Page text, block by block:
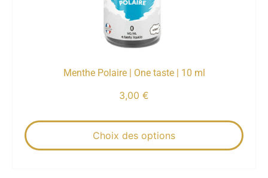
Menthe Polaire | One taste | 10 ml
3,00 €
Choix des options